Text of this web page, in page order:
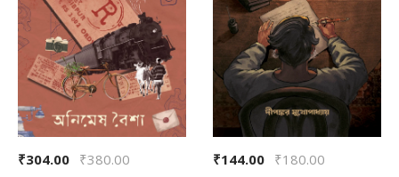
₹304.00 ₹380.00 ₹144.00 ₹180.00